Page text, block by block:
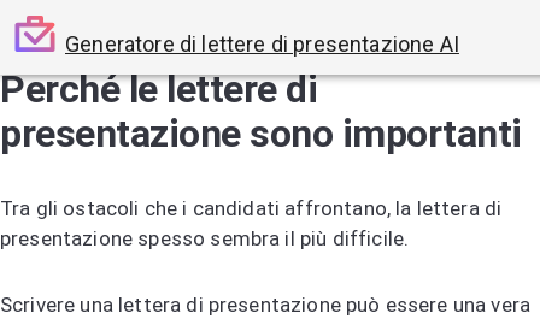
Generatore di lettere di presentazione AI
Perché le lettere di
presentazione sono importanti
Tra gli ostacoli che i candidati affrontano, la lettera di
presentazione spesso sembra il più difficile.
Scrivere una lettera di presentazione può essere una vera